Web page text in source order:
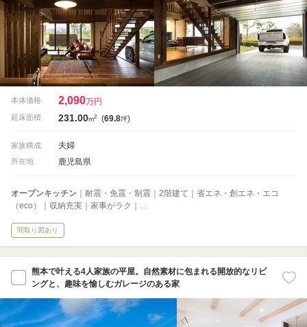
本体価格 2,090万円
延床面積 231.00m2 (69.8坪)
家族構成 夫婦
所在地 鹿児島県
オープンキッチン ｜耐震・免震・制震｜2階建て｜省エネ・創エネ・エコ
（eco）｜収納充実｜家事がラク｜…
間取り図あり
熊本で叶える4人家族の平屋。自然素材に包まれる開放的なリビ
ングと、趣味を愉しむガレージのある家